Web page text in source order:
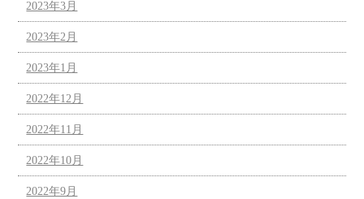
2023年3月
2023年2月
2023年1月
2022年12月
2022年11月
2022年10月
2022年9月